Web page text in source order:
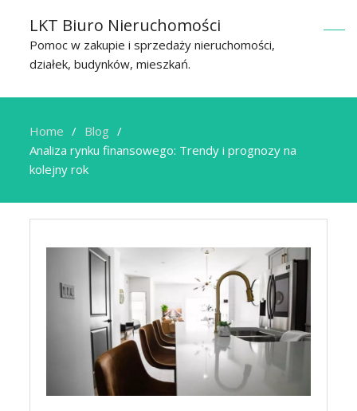
LKT Biuro Nieruchomości
Pomoc w zakupie i sprzedaży nieruchomości,
działek, budynków, mieszkań.
Home
Blog
Analiza rynku finansowego: Trendy i prognozy na
kolejny rok